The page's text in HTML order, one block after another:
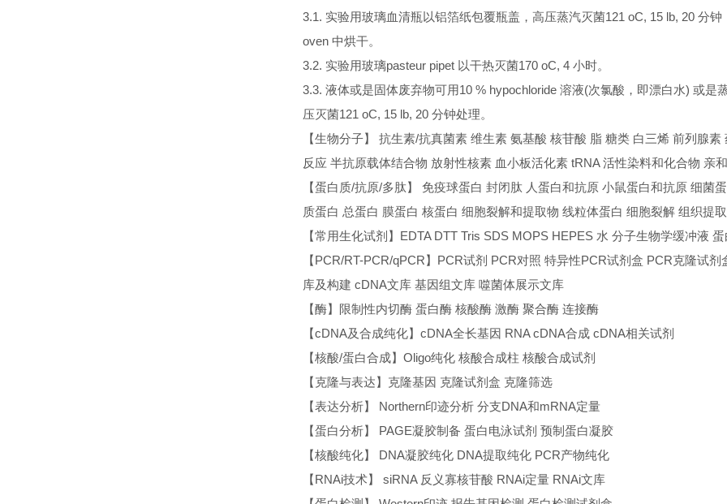
3.1. 实验用玻璃血清瓶以铝箔纸包覆瓶盖，高压蒸汽灭菌121 oC, 15 lb, 20 分钟
oven 中烘干。
3.2. 实验用玻璃pasteur pipet 以干热灭菌170 oC, 4 小时。
3.3. 液体或是固体废弃物可用10 % hypochloride 溶液(次氯酸，即漂白水) 或是
压灭菌121 oC, 15 lb, 20 分钟处理。
【生物分子】 抗生素/抗真菌素 维生素 氨基酸 核苷酸 脂 糖类 白三烯 前列腺
反应 半抗原载体结合物 放射性核素 血小板活化素 tRNA 活性染料和化合物 亲
【蛋白质/抗原/多肽】 免疫球蛋白 封闭肽 人蛋白和抗原 小鼠蛋白和抗原 细
质蛋白 总蛋白 膜蛋白 核蛋白 细胞裂解和提取物 线粒体蛋白 细胞裂解 组织提
【常用生化试剂】EDTA DTT Tris SDS MOPS HEPES 水 分子生物学缓冲液
【PCR/RT-PCR/qPCR】PCR试剂 PCR对照 特异性PCR试剂盒 PCR克隆试
库及构建 cDNA文库 基因组文库 噬菌体展示文库
【酶】限制性内切酶 蛋白酶 核酸酶 激酶 聚合酶 连接酶
【cDNA及合成纯化】cDNA全长基因 RNA cDNA合成 cDNA相关试剂
【核酸/蛋白合成】Oligo纯化 核酸合成柱 核酸合成试剂
【克隆与表达】克隆基因 克隆试剂盒 克隆筛选
【表达分析】 Northern印迹分析 分支DNA和mRNA定量
【蛋白分析】 PAGE凝胶制备 蛋白电泳试剂 预制蛋白凝胶
【核酸纯化】 DNA凝胶纯化 DNA提取纯化 PCR产物纯化
【RNAi技术】 siRNA 反义寡核苷酸 RNAi定量 RNAi文库